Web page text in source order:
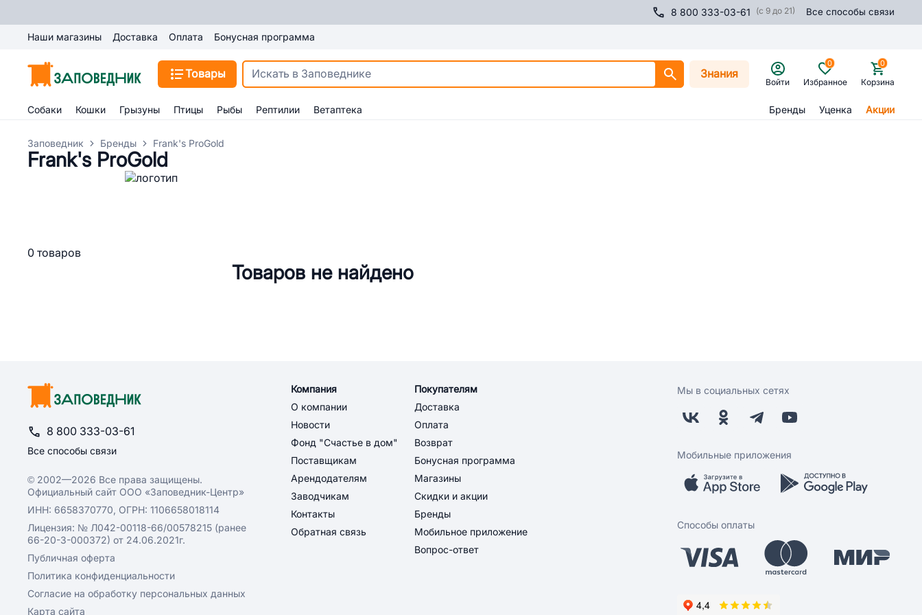
8 800 333-03-61 (с 9 до 21) Все способы связи
Наши магазины Доставка Оплата Бонусная программа
Товары Знания
Войти Избранное
0
Корзина
0
Собаки Кошки Грызуны Птицы Рыбы Рептилии Ветаптека Бренды Уценка Акции
Заповедник Бренды Frank's ProGold
Frank's ProGold
0 товаров
Товаров не найдено
8 800 333-03-61
Все способы связи
© 2002—2026 Все права защищены.
Официальный сайт ООО «Заповедник-Центр»
ИНН: 6658370770, ОГРН: 1106658018114
Лицензия: № Л042-00118-66/00578215 (ранее
66-20-3-000372) от 24.06.2021г.
Публичная оферта
Политика конфиденциальности
Согласие на обработку персональных данных
Карта сайта
Компания
О компании
Новости
Фонд "Счастье в дом"
Поставщикам
Арендодателям
Заводчикам
Контакты
Обратная связь
Покупателям
Доставка
Оплата
Возврат
Бонусная программа
Магазины
Скидки и акции
Бренды
Мобильное приложение
Вопрос-ответ
Мы в социальных сетях
Мобильные приложения
Способы оплаты